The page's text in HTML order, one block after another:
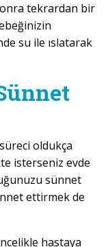
tekrardan bir
su ile ıslatarak
süreci oldukça
isterseniz evde
sünnet
ettirmek de
hastaya